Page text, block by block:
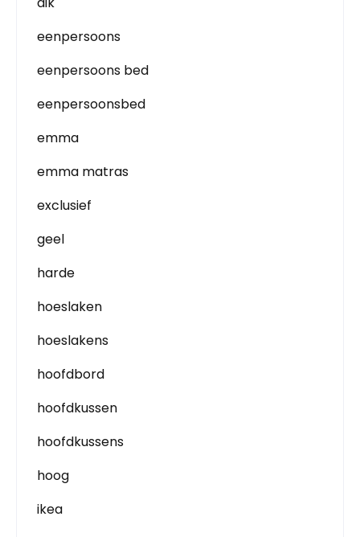
eenpersoons
eenpersoons bed
eenpersoonsbed
emma
emma matras
exclusief
geel
harde
hoeslaken
hoeslakens
hoofdbord
hoofdkussen
hoofdkussens
hoog
ikea